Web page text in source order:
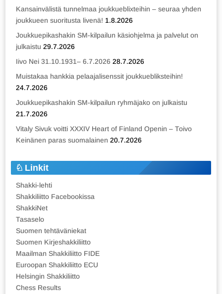
Kansainvälistä tunnelmaa joukkueblixteihin – seuraa yhden
joukkueen suoritusta livenä! 1.8.2026
Joukkuepikashakin SM-kilpailun käsiohjelma ja palvelut on
julkaistu 29.7.2026
Iivo Nei 31.10.1931– 6.7.2026 28.7.2026
Muistakaa hankkia pelaajalisenssit joukkuebliksteihin!
24.7.2026
Joukkuepikashakin SM-kilpailun ryhmäjako on julkaistu
21.7.2026
Vitaly Sivuk voitti XXXIV Heart of Finland Openin – Toivo
Keinänen paras suomalainen 20.7.2026
Linkit
Shakki-lehti
Shakkiliitto Facebookissa
ShakkiNet
Tasaselo
Suomen tehtäväniekat
Suomen Kirjeshakkiliitto
Maailman Shakkiliitto FIDE
Euroopan Shakkiliitto ECU
Helsingin Shakkiliitto
Chess Results